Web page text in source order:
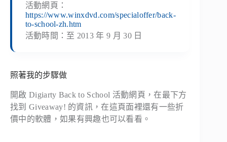
活動網頁：
https://www.winxdvd.com/specialoffer/back-
to-school-zh.htm
活動時間：至 2013 年 9 月 30 日
照著我的步驟做
開啟 Digiarty Back to School 活動網頁，在最下方
找到 Giveaway! 的資訊，在這頁面裡還有一些折
價中的軟體，如果有興趣也可以看看。